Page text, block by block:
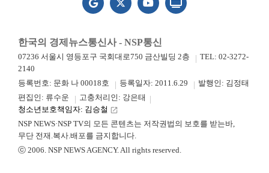
한국의 경제뉴스통신사 - NSP통신
07236 서울시 영등포구 국회대로750 금산빌딩 2층
TEL: 02-3272-
2140
등록번호: 문화 나 00018호
등록일자: 2011.6.29
발행인: 김정태
편집인: 류수운
고충처리인: 강은태
청소년보호책임자: 김승철 launch
NSP NEWS·NSP TV의 모든 콘텐츠는 저작권법의 보호를 받는바,
무단 전재.복사.배포를 금지합니다.
ⓒ 2006. NSP NEWS AGENCY. All rights reserved.